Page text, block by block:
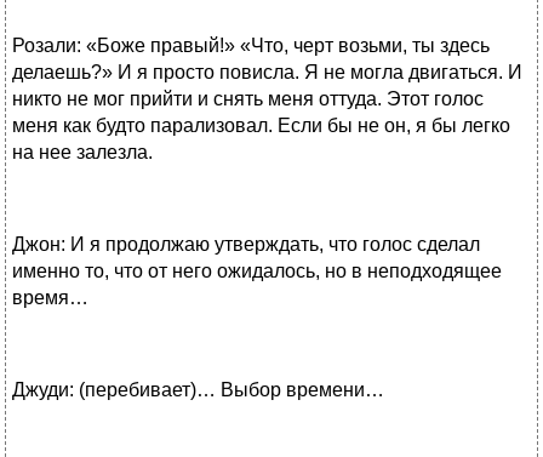
Розали: «Боже правый!» «Что, черт возьми, ты здесь
делаешь?» И я просто повисла. Я не могла двигаться. И
никто не мог прийти и снять меня оттуда. Этот голос
меня как будто парализовал. Если бы не он, я бы легко
на нее залезла.
Джон: И я продолжаю утверждать, что голос сделал
именно то, что от него ожидалось, но в неподходящее
время…
Джуди: (перебивает)… Выбор времени…